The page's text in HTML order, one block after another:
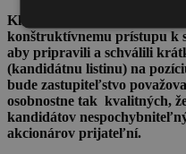
Klub akcionárov vyzval
konštruktívnemu prístupu k
aby pripravili a schválili
(kandidátnu listinu) na
bude zastupiteľstvo
osobnostne tak kvalitných,
kandidátov
akcionárov prijateľní.